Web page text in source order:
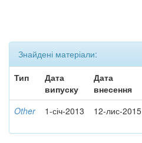
Знайдені матеріали:
Тип
Дата
випуску
Дата
внесення
Other 1-січ-2013 12-лис-2015